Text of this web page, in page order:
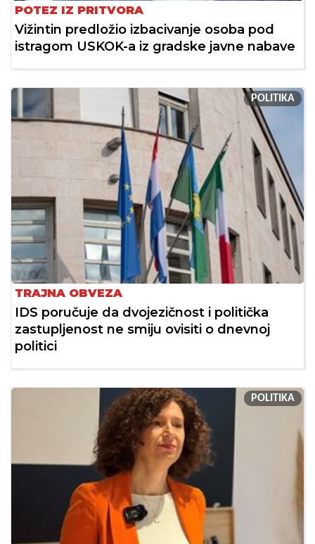
POTEZ IZ PRITVORA
Vižintin predložio izbacivanje osoba pod
istragom USKOK-a iz gradske javne nabave
POLITIKA
TRAJNA OBVEZA
IDS poručuje da dvojezičnost i politička
zastupljenost ne smiju ovisiti o dnevnoj
politici
POLITIKA